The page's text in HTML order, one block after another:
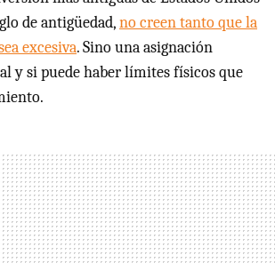
de antigüedad,no creen tanto que la
excesiva. Sino una asignación
y si puede haber límites físicos que